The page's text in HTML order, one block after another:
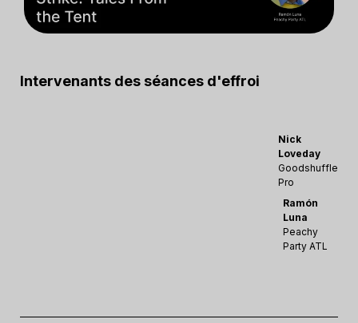
Intervenants des séances d'effroi
Nick
Loveday
Goodshuffle
Pro
Ramón
Luna
Peachy
Party ATL